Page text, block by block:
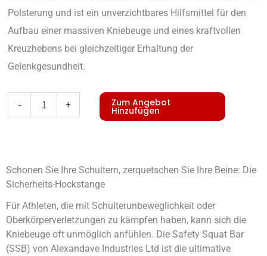
Polsterung und ist ein unverzichtbares Hilfsmittel für den
Aufbau einer massiven Kniebeuge und eines kraftvollen
Kreuzhebens bei gleichzeitiger Erhaltung der
Gelenkgesundheit.
-
Squat
+ Zum Angebot
Hinzufügen
Schonen Sie Ihre Schultern, zerquetschen Sie Ihre Beine: Die
Sicherheits-Hockstange
Für Athleten, die mit Schulterunbeweglichkeit oder
Oberkörperverletzungen zu kämpfen haben, kann sich die
Kniebeuge oft unmöglich anfühlen. Die Safety Squat Bar
(SSB) von Alexandave Industries Ltd ist die ultimative